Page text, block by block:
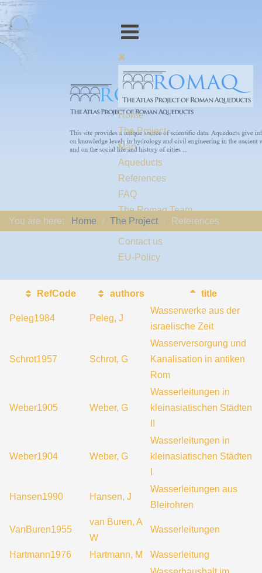
Home
The Project
Map
Aqueducts
References
FAQ
The Romaq Team
Links
Contact us
EU-Policy
You are here: Home The Project References
RefCode authors title
Peleg1984 Peleg, J
Wasserwerke aus der
israelische Zeit
Schrot1957 Schrot, G
Wasserversorgung und
Kanalisation in antiken
Rom
Weber1905 Weber, G
Wasserleitungen in
kleinasiatischen Städten
Weber1904 Weber, G
Wasserleitungen in
kleinasiatischen Städten
Hansen1990 Hansen, J
Wasserleitungen aus
Bleirohren
VanBuren1955
van Buren, A
W
Wasserleitungen
Hartmann1976 Hartmann, M Wasserleitung